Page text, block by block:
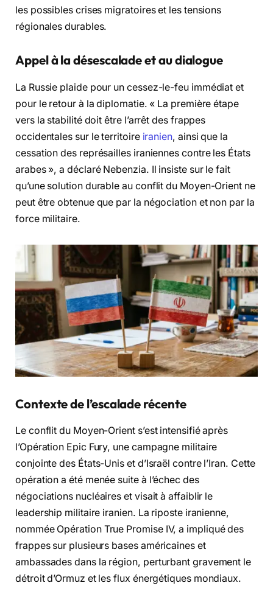
les possibles crises migratoires et les tensions
régionales durables.
Appel à la désescalade et au dialogue
La Russie plaide pour un cessez-le-feu immédiat et
pour le retour à la diplomatie. « La première étape
vers la stabilité doit être l’arrêt des frappes
occidentales sur le territoire iranien, ainsi que la
cessation des représailles iraniennes contre les États
arabes », a déclaré Nebenzia. Il insiste sur le fait
qu’une solution durable au conflit du Moyen-Orient ne
peut être obtenue que par la négociation et non par la
force militaire.
Contexte de l’escalade récente
Le conflit du Moyen-Orient s’est intensifié après
l’Opération Epic Fury, une campagne militaire
conjointe des États-Unis et d’Israël contre l’Iran. Cette
opération a été menée suite à l’échec des
négociations nucléaires et visait à affaiblir le
leadership militaire iranien. La riposte iranienne,
nommée Opération True Promise IV, a impliqué des
frappes sur plusieurs bases américaines et
ambassades dans la région, perturbant gravement le
détroit d’Ormuz et les flux énergétiques mondiaux.